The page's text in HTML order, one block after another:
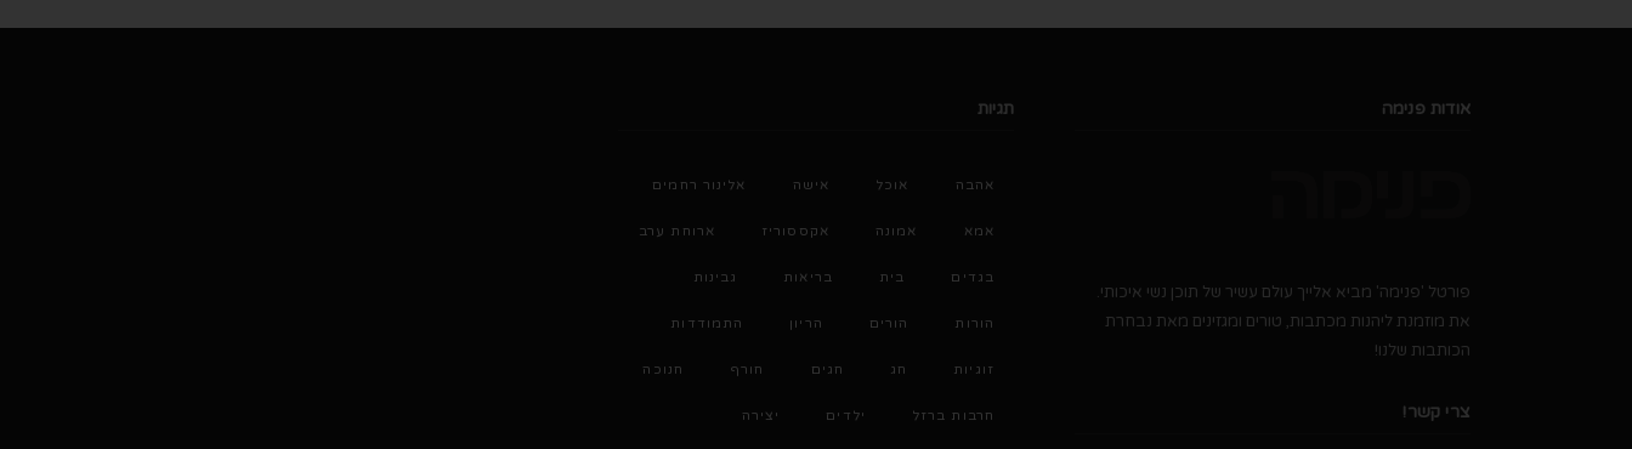
אודות פנימה
פורטל 'פנימה' מביא אלייך עולם עשיר של תוכן נשי איכותי.
את מוזמנת ליהנות מכתבות, טורים ומגזינים מאת נבחרת
הכותבות שלנו!
צרי קשר!
תגיות
אהבה אוכל אישה אלינור רחמים
אמא אמונה אקססוריז ארוחת ערב
בגדים בית בריאות גבינות
הורות הורים הריון התמודדות
זוגיות חג חגים חורף חנוכה
חרבות ברזל ילדים יצירה